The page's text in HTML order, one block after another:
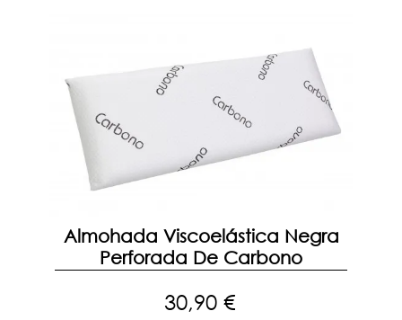
Almohada Viscoelástica Negra
Perforada De Carbono
30,90 €